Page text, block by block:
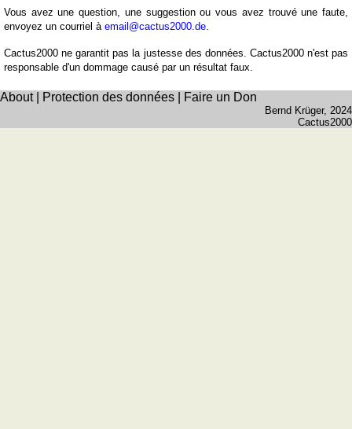
voyage
(pdf)
Vous avez une question, une suggestion ou vous avez trouvé une faute,
envoyez un courriel à email@cactus2000.de.
Cactus2000 ne garantit pas la justesse des données. Cactus2000 n'est pas
responsable d'un dommage causé par un résultat faux.
About| Protection des données Faire un Don
Bernd Krüger, 2024
Cactus2000